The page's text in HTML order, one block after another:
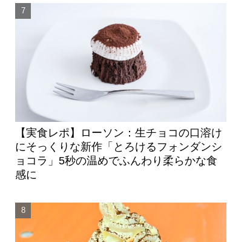
【実食レポ】ローソン：生チョコの口溶け
にそっくりな新作「とろけるフォンダンシ
ョコラ」5秒の温めでふんわり柔らかな食
感に